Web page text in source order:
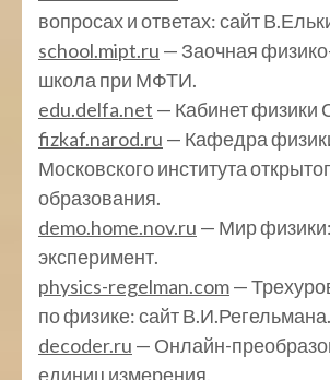
вопросах и ответах: сайт
school.mipt.ru — Заочная
школа при МФТИ.
edu.delfa.net — Кабинет
fizkaf.narod.ru — Кафедра
Московского института
образования.
demo.home.nov.ru — Мир
эксперимент.
physics-regelman.com—
по физике: сайт В.И.Регельмана.
decoder.ru — Онлайн-
единиц измерения.